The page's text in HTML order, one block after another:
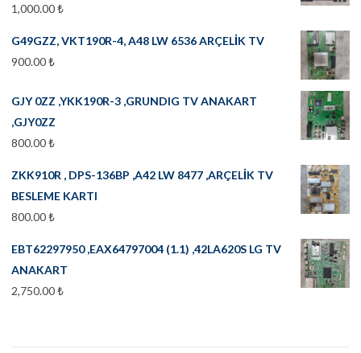
1,000.00₺
G49GZZ, VKT190R-4, A48 LW 6536 ARÇELİK TV
900.00₺
GJY 0ZZ ,YKK190R-3 ,GRUNDIG TV ANAKART
,GJY0ZZ
800.00₺
ZKK910R , DPS-136BP ,A42 LW 8477 ,ARÇELİK TV
BESLEME KARTI
800.00₺
EBT62297950 ,EAX64797004 (1.1) ,42LA620S LG TV
ANAKART
2,750.00₺